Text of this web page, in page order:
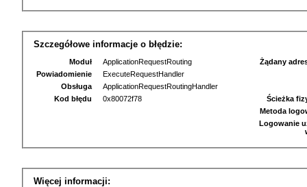
Szczegółowe informacje o błędzie:
Moduł
ApplicationRequestRouting
Powiadomienie
ExecuteRequestHandler
Obsługa
ApplicationRequestRoutingHandler
Kod błędu
0x80072f78
Żądany
Ścieżka
Metoda
Logowanie
Więcej informacji: